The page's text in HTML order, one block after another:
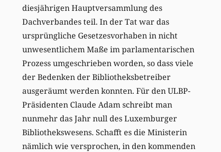
diesjährigen Hauptversammlung des
Dachverbandes teil. In der Tat war das
ursprüngliche Gesetzesvorhaben in nicht
unwesentlichem Maße im parlamentarischen
Prozess umgeschrieben worden, so dass viele
der Bedenken der Bibliotheksbetreiber
ausgeräumt werden konnten. Für den ULBP-
Präsidenten Claude Adam schreibt man
nunmehr das Jahr null des Luxemburger
Bibliothekswesens. Schafft es die Ministerin
nämlich wie versprochen, in den kommenden